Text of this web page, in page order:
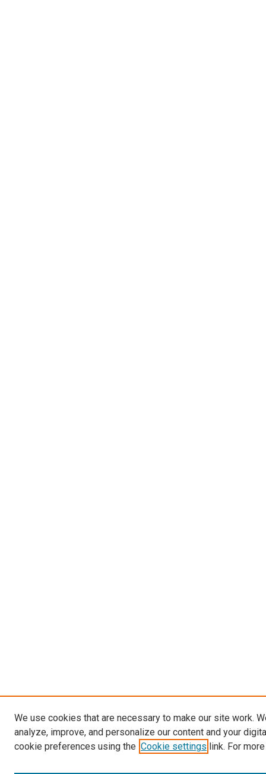
We use cookies that are necessary to make our site work.
analyze, improve, and personalize our content and your
cookie preferences using the Cookie settings link. For